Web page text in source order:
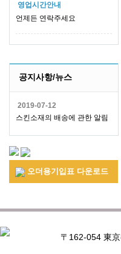
영업시간안내
언제든 연락주세요
공지사항/뉴스
2019-07-12
스킨소재의 배송에 관한 알림
오더용기입표 다운로드
〒162-054 東